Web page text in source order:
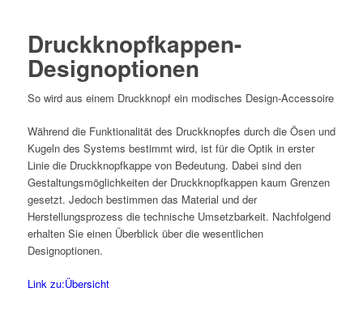
Druckknopfkappen-
Designoptionen
So wird aus einem Druckknopf ein modisches Design-Accessoire
Während die Funktionalität des Druckknopfes durch die Ösen und
Kugeln des Systems bestimmt wird, ist für die Optik in erster
Linie die Druckknopfkappe von Bedeutung. Dabei sind den
Gestaltungsmöglichkeiten der Druckknopfkappen kaum Grenzen
gesetzt. Jedoch bestimmen das Material und der
Herstellungsprozess die technische Umsetzbarkeit. Nachfolgend
erhalten Sie einen Überblick über die wesentlichen
Designoptionen.
Link zu:Übersicht